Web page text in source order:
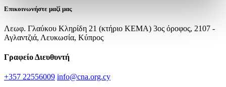
Επικοινωνήστε μαζί μας
Λεωφ. Γλαύκου Κληρίδη 21 (κτήριο ΚΕΜΑ) 3ος όροφος, 2107 -
Αγλαντζιά, Λευκωσία, Κύπρος
Γραφείο Διευθυντή
+357 22556009 info@cna.org.cy